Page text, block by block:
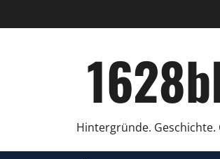
Hintergründe. Geschichte.